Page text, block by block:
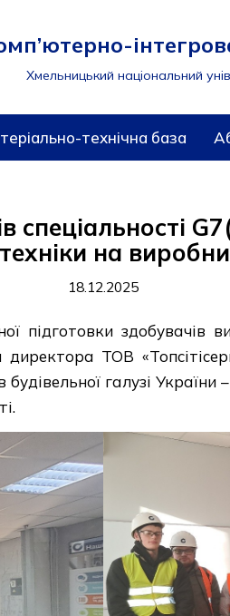
Хмельницький національний
технічна база
спеціальності
на
18.12.2025
здобувачів
ТОВ
галузі